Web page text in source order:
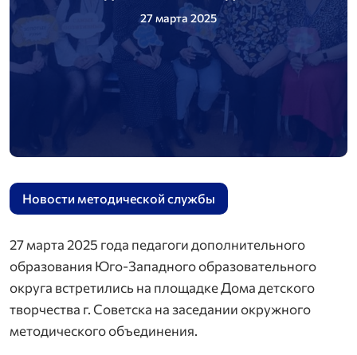
27 марта 2025
Новости методической службы
27 марта 2025 года педагоги дополнительного
образования Юго-Западного образовательного
округа встретились на площадке Дома детского
творчества г. Советска на заседании окружного
методического объединения.